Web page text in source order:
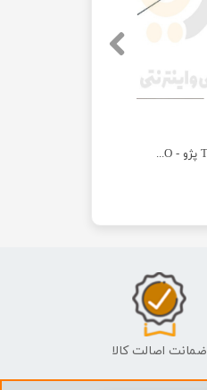
گیج روغن ۲۰۶ TU5 پژو - ISACO - ایساکو آبی-گارانتی پلاس
ضمانت اصالت کالا